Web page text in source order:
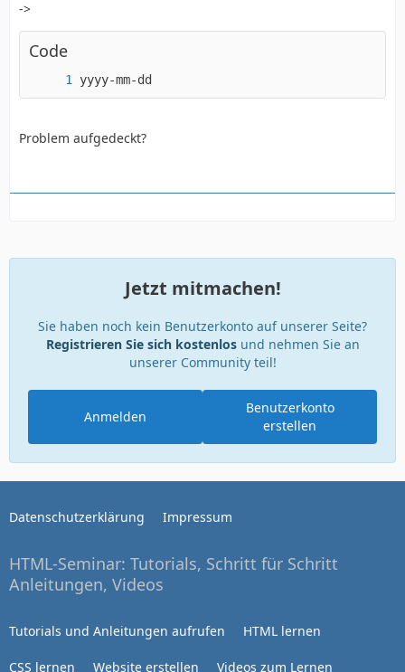
->
Code
yyyy-mm-dd
Problem aufgedeckt?
Jetzt mitmachen!
Sie haben noch kein Benutzerkonto auf unserer Seite?
Registrieren Sie sich kostenlosund nehmen Sie an
unserer Community teil!
Benutzerkonto
erstellen
Anmelden
Datenschutzerklärung Impressum
HTML-Seminar: Tutorials, Schritt für Schritt
Anleitungen, Videos
Tutorials und Anleitungen aufrufen HTML lernen
CSS lernen Website erstellen Videos zum Lernen